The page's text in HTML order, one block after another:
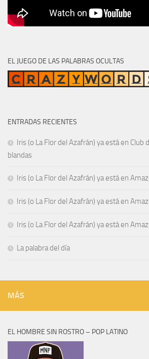
EL JUEGO DE LAS PALABRAS OCULTAS
ENTRADAS RECIENTES
Iris (o La Flor del Azafrán) ya está en Club
blandas
Iris (o La Flor del Azafrán) ya está en
Iris (o La Flor del Azafrán) ya está en
Iris (o La Flor del Azafrán) ya está en
La palabra del día
MÁS
EL HOMBRE SIN ROSTRO – POP LATINO